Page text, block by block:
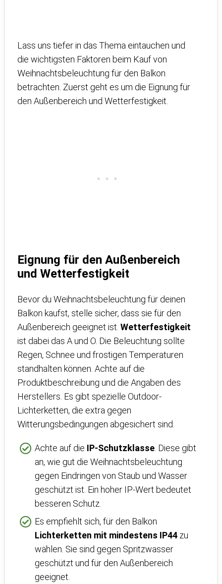
Lass uns tiefer in das Thema eintauchen und
die wichtigsten Faktoren beim Kauf von
Weihnachtsbeleuchtung für den Balkon
betrachten. Zuerst geht es um die Eignung für
den Außenbereich und Wetterfestigkeit.
Eignung für den Außenbereich
und Wetterfestigkeit
Bevor du Weihnachtsbeleuchtung für deinen
Balkon kaufst, stelle sicher, dass sie für den
Außenbereich geeignet ist. Wetterfestigkeit
ist dabei das A und O. Die Beleuchtung sollte
Regen, Schnee und frostigen Temperaturen
standhalten können. Achte auf die
Produktbeschreibung und die Angaben des
Herstellers. Es gibt spezielle Outdoor-
Lichterketten, die extra gegen
Witterungsbedingungen abgesichert sind.
Achte auf die IP-Schutzklasse . Diese gibt
an, wie gut die Weihnachtsbeleuchtung
gegen Eindringen von Staub und Wasser
geschützt ist. Ein hoher IP-Wert bedeutet
besseren Schutz.
Es empfiehlt sich, für den Balkon
Lichterketten mit mindestens IP44 zu
wählen. Sie sind gegen Spritzwasser
geschützt und für den Außenbereich
geeignet.